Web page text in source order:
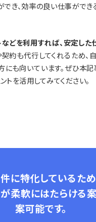
き、効率の良い仕事ができ
どを利用すれば、安定した
契約も代行してくれるため、
にも向いています。ぜひ本記
トを活用してみてください。
に特化しているた
柔軟にはたらける
案可能です。